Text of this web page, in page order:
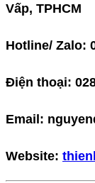
Vấp, TPHCM
Hotline/ Zalo:
Điện thoại:
Email:
Website: